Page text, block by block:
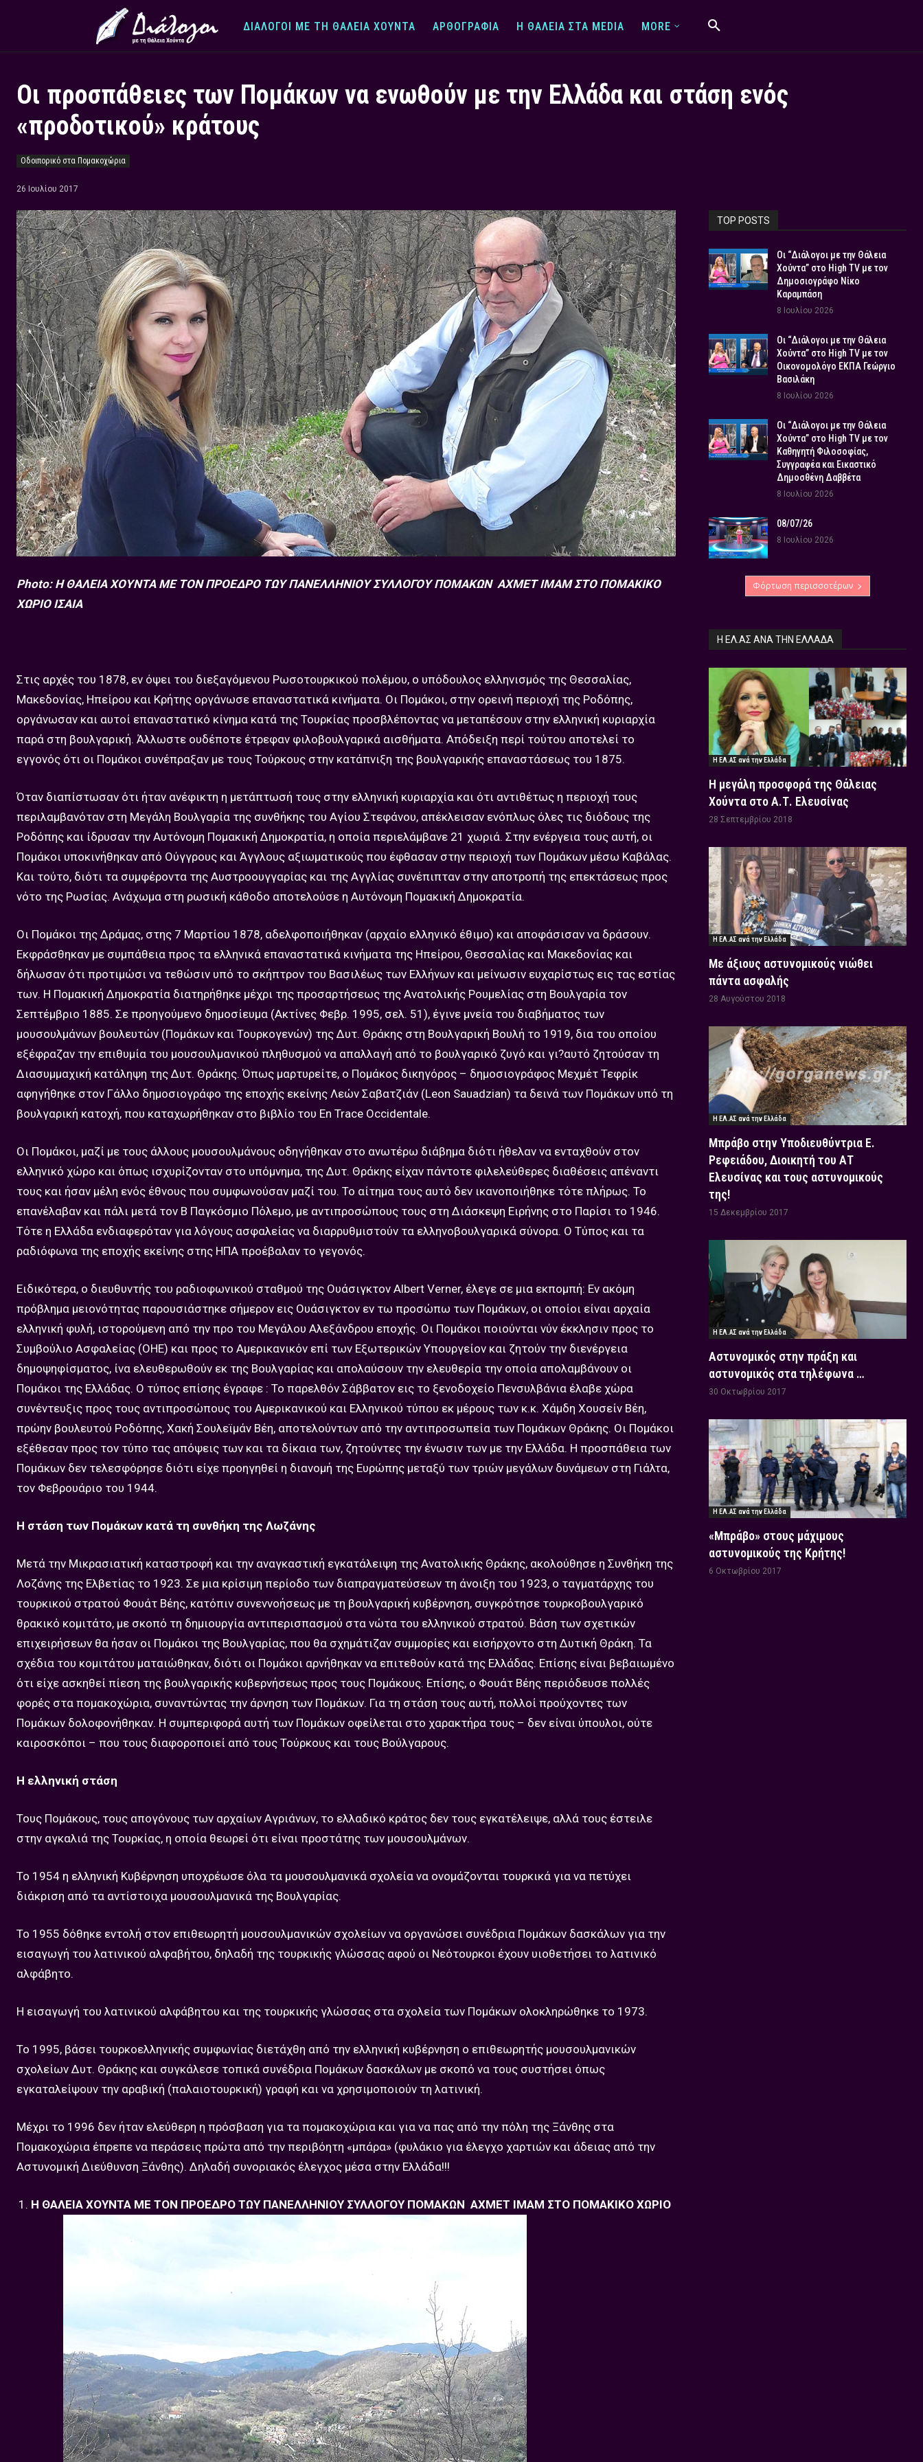
ΔΙΆΛΟΓΟΙ ΜΕ ΤΗ ΘΆΛΕΙΑ ΧΟΎΝΤΑ ΑΡΘΟΓΡΑΦΊΑ Η ΘΆΛΕΙΑ ΣΤΑ MEDIA MORE
Οι προσπάθειες των Πομάκων να ενωθούν με την Ελλάδα και στάση ενός
«προδοτικού» κράτους
Οδοιπορικό στα Πομακοχώρια
26 Ιουλίου 2017
Photo: Η ΘΑΛΕΙΑ ΧΟΥΝΤΑ ΜΕ ΤΟΝ ΠΡΟΕΔΡΟ ΤΩΥ ΠΑΝΕΛΛΗΝΙΟΥ ΣΥΛΛΟΓΟΥ ΠΟΜΑΚΩΝ ΑΧΜΕΤ ΙΜΑΜ ΣΤΟ ΠΟΜΑΚΙΚΟ
ΧΩΡΙΟ ΙΣΑΙΑ
Στις αρχές του 1878, εν όψει του διεξαγόμενου Ρωσοτουρκικού πολέμου, ο υπόδουλος ελληνισμός της Θεσσαλίας,
Μακεδονίας, Ηπείρου και Κρήτης οργάνωσε επαναστατικά κινήματα. Οι Πομάκοι, στην ορεινή περιοχή της Ροδόπης,
οργάνωσαν και αυτοί επαναστατικό κίνημα κατά της Τουρκίας προσβλέποντας να μεταπέσουν στην ελληνική κυριαρχία
παρά στη βουλγαρική. Άλλωστε ουδέποτε έτρεφαν φιλοβουλγαρικά αισθήματα. Απόδειξη περί τούτου αποτελεί το
εγγονός ότι οι Πομάκοι συνέπραξαν με τους Τούρκους στην κατάπνιξη της βουλγαρικής επαναστάσεως του 1875.
Όταν διαπίστωσαν ότι ήταν ανέφικτη η μετάπτωσή τους στην ελληνική κυριαρχία και ότι αντιθέτως η περιοχή τους
περιλαμβανόταν στη Μεγάλη Βουλγαρία της συνθήκης του Αγίου Στεφάνου, απέκλεισαν ενόπλως όλες τις διόδους της
Ροδόπης και ίδρυσαν την Αυτόνομη Πομακική Δημοκρατία, η οποία περιελάμβανε 21 χωριά. Στην ενέργεια τους αυτή, οι
Πομάκοι υποκινήθηκαν από Ούγγρους και Άγγλους αξιωματικούς που έφθασαν στην περιοχή των Πομάκων μέσω Καβάλας.
Και τούτο, διότι τα συμφέροντα της Αυστροουγγαρίας και της Αγγλίας συνέπιπταν στην αποτροπή της επεκτάσεως προς
νότο της Ρωσίας. Ανάχωμα στη ρωσική κάθοδο αποτελούσε η Αυτόνομη Πομακική Δημοκρατία.
Οι Πομάκοι της Δράμας, στης 7 Μαρτίου 1878, αδελφοποιήθηκαν (αρχαίο ελληνικό έθιμο) και αποφάσισαν να δράσουν.
Εκφράσθηκαν με συμπάθεια προς τα ελληνικά επαναστατικά κινήματα της Ηπείρου, Θεσσαλίας και Μακεδονίας και
δήλωσαν ότι προτιμώσι να τεθώσιν υπό το σκήπτρον του Βασιλέως των Ελλήνων και μείνωσιν ευχαρίστως εις τας εστίας
των. Η Πομακική Δημοκρατία διατηρήθηκε μέχρι της προσαρτήσεως της Ανατολικής Ρουμελίας στη Βουλγαρία τον
Σεπτέμβριο 1885. Σε προηγούμενο δημοσίευμα (Ακτίνες Φεβρ. 1995, σελ. 51), έγινε μνεία του διαβήματος των
μουσουλμάνων βουλευτών (Πομάκων και Τουρκογενών) της Δυτ. Θράκης στη Βουλγαρική Βουλή το 1919, δια του οποίου
εξέφραζαν την επιθυμία του μουσουλμανικού πληθυσμού να απαλλαγή από το βουλγαρικό ζυγό και γι?αυτό ζητούσαν τη
Διασυμμαχική κατάληψη της Δυτ. Θράκης. Όπως μαρτυρείτε, ο Πομάκος δικηγόρος – δημοσιογράφος Μεχμέτ Τεφρίκ
αφηγήθηκε στον Γάλλο δημοσιογράφο της εποχής εκείνης Λεών Σαβατζιάν (Leon Sauadzian) τα δεινά των Πομάκων υπό τη
βουλγαρική κατοχή, που καταχωρήθηκαν στο βιβλίο του Εn Trace Occidentale.
Οι Πομάκοι, μαζί με τους άλλους μουσουλμάνους οδηγήθηκαν στο ανωτέρω διάβημα διότι ήθελαν να ενταχθούν στον
ελληνικό χώρο και όπως ισχυρίζονταν στο υπόμνημα, της Δυτ. Θράκης είχαν πάντοτε φιλελεύθερες διαθέσεις απέναντι
τους και ήσαν μέλη ενός έθνους που συμφωνούσαν μαζί του. Το αίτημα τους αυτό δεν ικανοποιήθηκε τότε πλήρως. Το
επανέλαβαν και πάλι μετά τον Β Παγκόσμιο Πόλεμο, με αντιπροσώπους τους στη Διάσκεψη Ειρήνης στο Παρίσι το 1946.
Τότε η Ελλάδα ενδιαφερόταν για λόγους ασφαλείας να διαρρυθμιστούν τα ελληνοβουλγαρικά σύνορα. Ο Τύπος και τα
ραδιόφωνα της εποχής εκείνης στης ΗΠΑ προέβαλαν το γεγονός.
Ειδικότερα, ο διευθυντής του ραδιοφωνικού σταθμού της Ουάσιγκτον Albert Verner, έλεγε σε μια εκπομπή: Εν ακόμη
πρόβλημα μειονότητας παρουσιάστηκε σήμερον εις Ουάσιγκτον εν τω προσώπω των Πομάκων, οι οποίοι είναι αρχαία
ελληνική φυλή, ιστορούμενη από την προ του Μεγάλου Αλεξάνδρου εποχής. Οι Πομάκοι ποιούνται νύν έκκλησιν προς το
Συμβούλιο Ασφαλείας (ΟΗΕ) και προς το Αμερικανικόν επί των Εξωτερικών Υπουργείον και ζητούν την διενέργεια
δημοψηφίσματος, ίνα ελευθερωθούν εκ της Βουλγαρίας και απολαύσουν την ελευθερία την οποία απολαμβάνουν οι
Πομάκοι της Ελλάδας. Ο τύπος επίσης έγραφε : Το παρελθόν Σάββατον εις το ξενοδοχείο Πενσυλβάνια έλαβε χώρα
συνέντευξις προς τους αντιπροσώπους του Αμερικανικού και Ελληνικού τύπου εκ μέρους των κ.κ. Χάμδη Χουσείν Βέη,
πρώην βουλευτού Ροδόπης, Χακή Σουλεϊμάν Βέη, αποτελούντων από την αντιπροσωπεία των Πομάκων Θράκης. Οι Πομάκοι
εξέθεσαν προς τον τύπο τας απόψεις των και τα δίκαια των, ζητούντες την ένωσιν των με την Ελλάδα. Η προσπάθεια των
Πομάκων δεν τελεσφόρησε διότι είχε προηγηθεί η διανομή της Ευρώπης μεταξύ των τριών μεγάλων δυνάμεων στη Γιάλτα,
τον Φεβρουάριο του 1944.
Η στάση των Πομάκων κατά τη συνθήκη της Λωζάνης
Μετά την Μικρασιατική καταστροφή και την αναγκαστική εγκατάλειψη της Ανατολικής Θράκης, ακολούθησε η Συνθήκη της
Λοζάνης της Ελβετίας το 1923. Σε μια κρίσιμη περίοδο των διαπραγματεύσεων τη άνοιξη του 1923, ο ταγματάρχης του
τουρκικού στρατού Φουάτ Βέης, κατόπιν συνεννοήσεως με τη βουλγαρική κυβέρνηση, συγκρότησε τουρκοβουλγαρικό
θρακικό κομιτάτο, με σκοπό τη δημιουργία αντιπερισπασμού στα νώτα του ελληνικού στρατού. Βάση των σχετικών
επιχειρήσεων θα ήσαν οι Πομάκοι της Βουλγαρίας, που θα σχημάτιζαν συμμορίες και εισήρχοντο στη Δυτική Θράκη. Τα
σχέδια του κομιτάτου ματαιώθηκαν, διότι οι Πομάκοι αρνήθηκαν να επιτεθούν κατά της Ελλάδας. Επίσης είναι βεβαιωμένο
ότι είχε ασκηθεί πίεση της βουλγαρικής κυβερνήσεως προς τους Πομάκους. Επίσης, ο Φουάτ Βέης περιόδευσε πολλές
φορές στα πομακοχώρια, συναντώντας την άρνηση των Πομάκων. Για τη στάση τους αυτή, πολλοί προύχοντες των
Πομάκων δολοφονήθηκαν. Η συμπεριφορά αυτή των Πομάκων οφείλεται στο χαρακτήρα τους – δεν είναι ύπουλοι, ούτε
καιροσκόποι – που τους διαφοροποιεί από τους Τούρκους και τους Βούλγαρους.
Η ελληνική στάση
Τους Πομάκους, τους απογόνους των αρχαίων Αγριάνων, το ελλαδικό κράτος δεν τους εγκατέλειψε, αλλά τους έστειλε
στην αγκαλιά της Τουρκίας, η οποία θεωρεί ότι είναι προστάτης των μουσουλμάνων.
Το 1954 η ελληνική Κυβέρνηση υποχρέωσε όλα τα μουσουλμανικά σχολεία να ονομάζονται τουρκικά για να πετύχει
διάκριση από τα αντίστοιχα μουσουλμανικά της Βουλγαρίας.
Το 1955 δόθηκε εντολή στον επιθεωρητή μουσουλμανικών σχολείων να οργανώσει συνέδρια Πομάκων δασκάλων για την
εισαγωγή του λατινικού αλφαβήτου, δηλαδή της τουρκικής γλώσσας αφού οι Νεότουρκοι έχουν υιοθετήσει το λατινικό
αλφάβητο.
Η εισαγωγή του λατινικού αλφάβητου και της τουρκικής γλώσσας στα σχολεία των Πομάκων ολοκληρώθηκε το 1973.
Το 1995, βάσει τουρκοελληνικής συμφωνίας διετάχθη από την ελληνική κυβέρνηση ο επιθεωρητής μουσουλμανικών
σχολείων Δυτ. Θράκης και συγκάλεσε τοπικά συνέδρια Πομάκων δασκάλων με σκοπό να τους συστήσει όπως
εγκαταλείψουν την αραβική (παλαιοτουρκική) γραφή και να χρησιμοποιούν τη λατινική.
Μέχρι το 1996 δεν ήταν ελεύθερη η πρόσβαση για τα πομακοχώρια και για να πας από την πόλη της Ξάνθης στα
Πομακοχώρια έπρεπε να περάσεις πρώτα από την περιβόητη «μπάρα» (φυλάκιο για έλεγχο χαρτιών και άδειας από την
Αστυνομική Διεύθυνση Ξάνθης). Δηλαδή συνοριακός έλεγχος μέσα στην Ελλάδα!!!
Η ΘΑΛΕΙΑ ΧΟΥΝΤΑ ΜΕ ΤΟΝ ΠΡΟΕΔΡΟ ΤΩΥ ΠΑΝΕΛΛΗΝΙΟΥ ΣΥΛΛΟΓΟΥ ΠΟΜΑΚΩΝ ΑΧΜΕΤ ΙΜΑΜ ΣΤΟ ΠΟΜΑΚΙΚΟ ΧΩΡΙΟ
TOP POSTS
Οι “Διάλογοι με την Θάλεια
Χούντα” στο High TV με τον
Δημοσιογράφο Νίκο
Καραμπάση
8 Ιουλίου 2026
Οι “Διάλογοι με την Θάλεια
Χούντα” στο High TV με τον
Οικονομολόγο ΕΚΠΑ Γεώργιο
Βασιλάκη
8 Ιουλίου 2026
Οι “Διάλογοι με την Θάλεια
Χούντα” στο High TV με τον
Καθηγητή Φιλοσοφίας,
Συγγραφέα και Εικαστικό
Δημοσθένη Δαββέτα
8 Ιουλίου 2026
08/07/26
8 Ιουλίου 2026
Φόρτωση περισσοτέρων
Η ΕΛ.ΑΣ ΑΝΆ ΤΗΝ ΕΛΛΆΔΑ
Η ΕΛ.ΑΣ ανά την Ελλάδα
Η μεγάλη προσφορά της Θάλειας
Χούντα στο Α.Τ. Ελευσίνας
28 Σεπτεμβρίου 2018
Η ΕΛ.ΑΣ ανά την Ελλάδα
Με άξιους αστυνομικούς νιώθει
πάντα ασφαλής
28 Αυγούστου 2018
Η ΕΛ.ΑΣ ανά την Ελλάδα
Μπράβο στην Υποδιευθύντρια Ε.
Ρεφειάδου, Διοικητή του ΑΤ
Ελευσίνας και τους αστυνομικούς
της!
15 Δεκεμβρίου 2017
Η ΕΛ.ΑΣ ανά την Ελλάδα
Αστυνομικός στην πράξη και
αστυνομικός στα τηλέφωνα …
30 Οκτωβρίου 2017
Η ΕΛ.ΑΣ ανά την Ελλάδα
«Μπράβο» στους μάχιμους
αστυνομικούς της Κρήτης!
6 Οκτωβρίου 2017